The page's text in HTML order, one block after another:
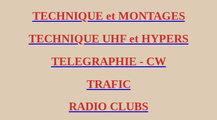
TECHNIQUE et MONTAGES
TECHNIQUE UHF et HYPERS
TELEGRAPHIE - CW
TRAFIC
RADIO CLUBS